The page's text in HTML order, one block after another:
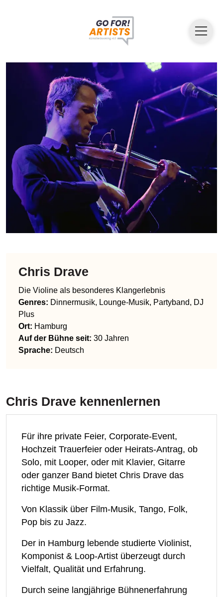
Chris Drave
Die Violine als besonderes Klangerlebnis
Genres: Dinnermusik, Lounge-Musik, Partyband, DJ
Plus
Ort: Hamburg
Auf der Bühne seit: 30 Jahren
Sprache: Deutsch
Chris Drave kennenlernen
Für ihre private Feier, Corporate-Event,
Hochzeit Trauerfeier oder Heirats-Antrag, ob
Solo, mit Looper, oder mit Klavier, Gitarre
oder ganzer Band bietet Chris Drave das
richtige Musik-Format.
Von Klassik über Film-Musik, Tango, Folk,
Pop bis zu Jazz.
Der in Hamburg lebende studierte Violinist,
Komponist & Loop-Artist überzeugt durch
Vielfalt, Qualität und Erfahrung.
Durch seine langjährige Bühnenerfahrung